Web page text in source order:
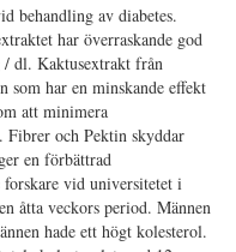
behandling av diabetes.
har överraskande god
dl. Kaktusextrakt från
som har en minskande effekt
att minimera
Fibrer och Pektin skyddar
en förbättrad
vid universitetet i
åtta veckors period. Männen
hade ett högt kolesterol.